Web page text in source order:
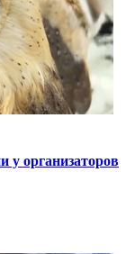
у организаторов